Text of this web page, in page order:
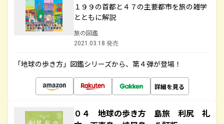
１９９の首都と４７の主要都市を旅の雑学
とともに解説
旅の図鑑
2021.03.18 発売
「地球の歩き方」図鑑シリーズから、第４弾が登場！
詳細を見る
０４ 地球の歩き方 島旅 利尻 礼